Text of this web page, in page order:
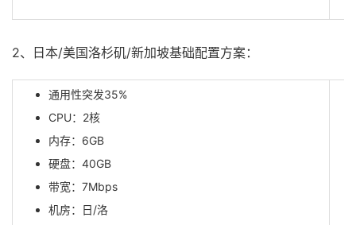
2、日本/美国洛杉矶/新加坡基础配置方案：
通用性突发35%
CPU：2核
内存：6GB
硬盘：40GB
带宽：7Mbps
机房：日/洛